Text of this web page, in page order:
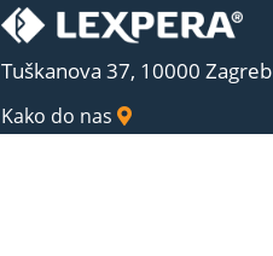
Tuškanova 37, 10000 Zagreb
Kako do nas